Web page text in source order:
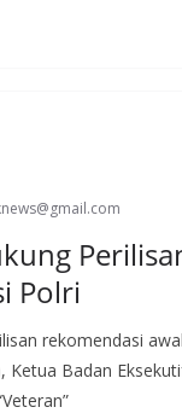
Polri
rekomendasi
Ketua Badan